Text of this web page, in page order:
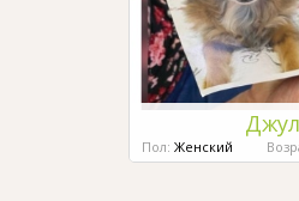
Пол: Женский